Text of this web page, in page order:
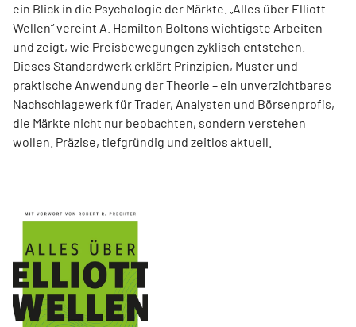
ein Blick in die Psychologie der Märkte. „Alles über Elliott-
Wellen“ vereint A. Hamilton Boltons wichtigste Arbeiten
und zeigt, wie Preisbewegungen zyklisch entstehen.
Dieses Standardwerk erklärt Prinzipien, Muster und
praktische Anwendung der Theorie – ein unverzichtbares
Nachschlagewerk für Trader, Analysten und Börsenprofis,
die Märkte nicht nur beobachten, sondern verstehen
wollen. Präzise, tiefgründig und zeitlos aktuell.